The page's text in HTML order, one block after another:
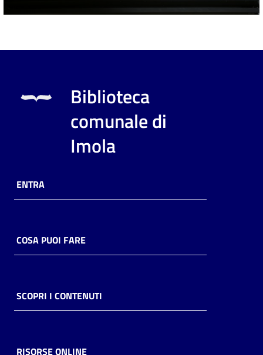
Biblioteca
comunale di
Imola
ENTRA
COSA PUOI FARE
SCOPRI I CONTENUTI
RISORSE ONLINE